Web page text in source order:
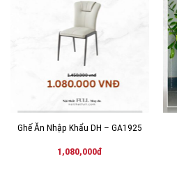
Ghế Ăn Nhập Khẩu DH – GA1925
1,080,000đ